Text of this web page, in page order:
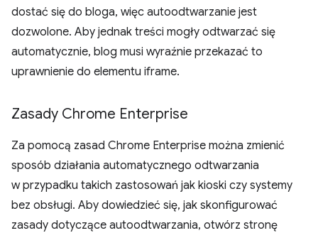
dostać się do bloga, więc autoodtwarzanie jest
dozwolone. Aby jednak treści mogły odtwarzać się
automatycznie, blog musi wyraźnie przekazać to
uprawnienie do elementu iframe.
Zasady Chrome Enterprise
Za pomocą zasad Chrome Enterprise można zmienić
sposób działania automatycznego odtwarzania
w przypadku takich zastosowań jak kioski czy systemy
bez obsługi. Aby dowiedzieć się, jak skonfigurować
zasady dotyczące autoodtwarzania, otwórz stronę